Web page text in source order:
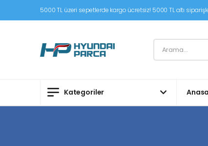
5000 TL üzeri sepetlerde kargo ücretsiz! 5000 TL altı
Kategoriler